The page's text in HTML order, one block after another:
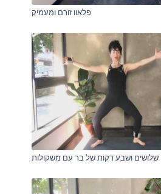
פלאוו זורם ומעמיק
שלושים ושבע דקות של בר עם משקולות